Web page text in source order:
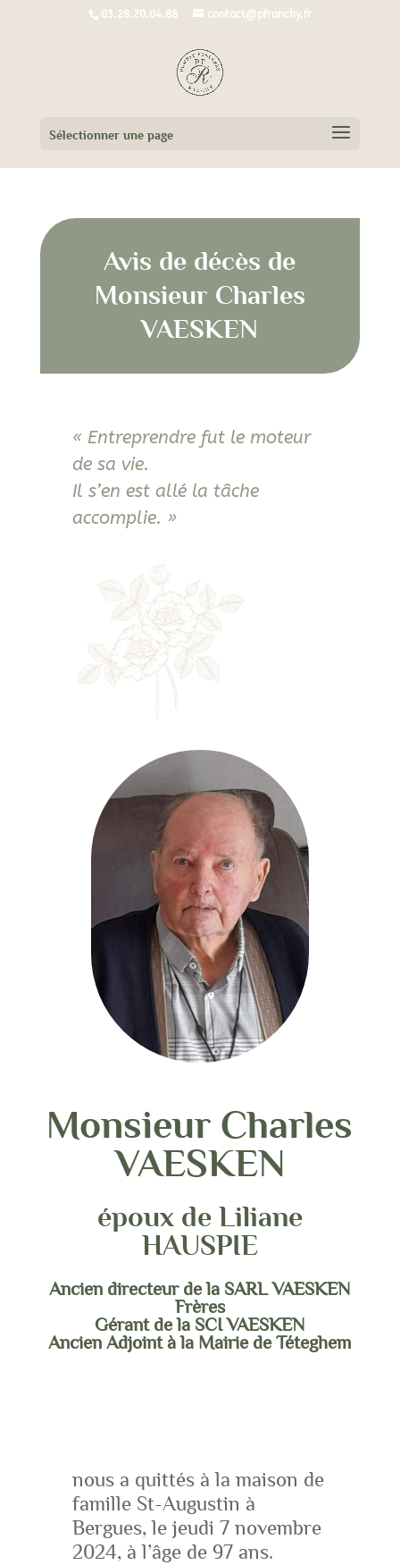
03.28.20.04.88 contact@pfranchy.fr
Sélectionner une page
Avis de décès de
Monsieur Charles
VAESKEN
« Entreprendre fut le moteur
de sa vie.
Il s’en est allé la tâche
accomplie. »
Monsieur Charles
VAESKEN
époux de Liliane
HAUSPIE
Ancien directeur de la SARL VAESKEN
Frères
Gérant de la SCI VAESKEN
Ancien Adjoint à la Mairie de Téteghem
nous a quittés à la maison de
famille St-Augustin à
Bergues, le jeudi 7 novembre
2024, à l’âge de 97 ans.